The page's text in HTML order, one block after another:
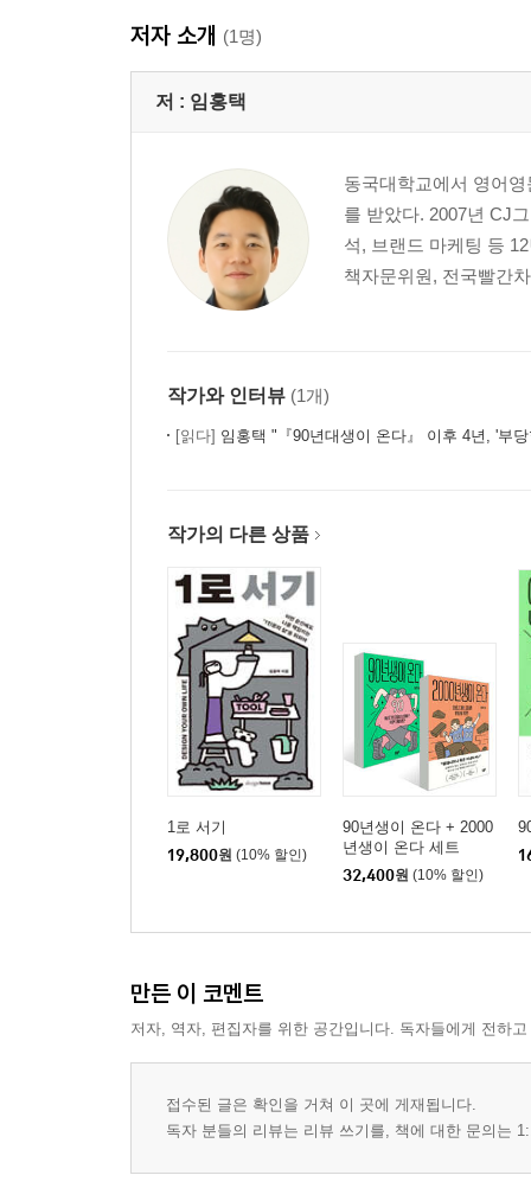
저자 소개 (1명)
저 : 임홍택
동국대학교에서 영어
를 받았다. 2007년 CJ
석, 브랜드 마케팅 등
책자문위원, 전국빨간
작가와 인터뷰 (1개)
[읽다] 임홍택 "『90년대생이 온다』 이후 4년, '부
작가의 다른 상품
1로 서기
19,800원 (10% 할인)
90년생이 온다 + 2000
년생이 온다 세트
32,400원 (10% 할인)
만든 이 코멘트
저자, 역자, 편집자를 위한 공간입니다. 독자들에게 전하
접수된 글은 확인을 거쳐 이 곳에 게재됩니다.
독자 분들의 리뷰는 리뷰 쓰기를, 책에 대한 문의는